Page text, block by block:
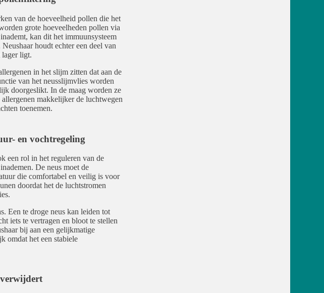
van de hoeveelheid pollen die het
grote hoeveelheden pollen via
kan dit het immuunsysteem
houdt echter een deel van
lager ligt.
in het slijm zitten dat aan de
van het neusslijmvlies worden
doorgeslikt. In de maag worden ze
makkelijker de luchtwegen
toenemen.
en vochtregeling
een rol in het reguleren van de
De neus moet de
die comfortabel en veilig is voor
doordat het de luchtstromen
Een te droge neus kan leiden tot
iets te vertragen en bloot te stellen
bij aan een gelijkmatige
omdat het een stabiele